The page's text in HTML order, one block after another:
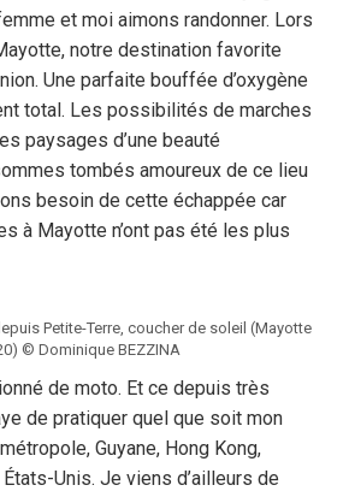
et moi aimons randonner. Lors
notre destination favorite
Une parfaite bouffée d’oxygène
total. Les possibilités de marches
paysages d’une beauté
tombés amoureux de ce lieu
besoin de cette échappée car
à Mayotte n’ont pas été les plus
Petite-Terre, coucher de soleil (Mayotte
© Dominique BEZZINA
de moto. Et ce depuis très
de pratiquer quel que soit mon
Guyane, Hong Kong,
Unis. Je viens d’ailleurs de